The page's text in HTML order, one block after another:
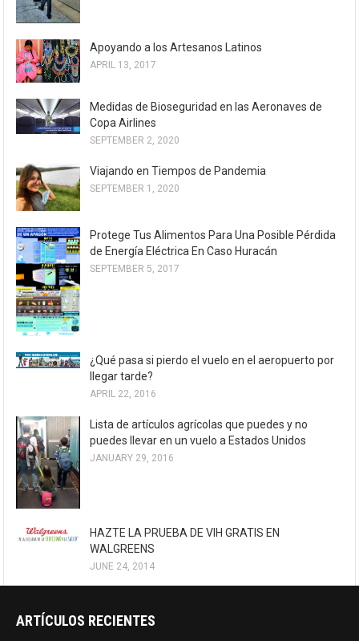
Apoyando a los Artesanos Latinos
APRIL 13, 2017
Medidas de Bioseguridad en las Aeronaves de
Copa Airlines
SEPTEMBER 2, 2020
Viajando en Tiempos de Pandemia
SEPTEMBER 1, 2020
Protege Tus Alimentos Para Una Posible Pérdida
de Energía Eléctrica En Caso Huracán
SEPTEMBER 5, 2017
¿Qué pasa si pierdo el vuelo en el aeropuerto por
llegar tarde?
APRIL 22, 2016
Lista de artículos agrícolas que puedes y no
puedes llevar en un vuelo a Estados Unidos
JANUARY 29, 2016
HAZTE LA PRUEBA DE VIH GRATIS EN
WALGREENS
JUNE 24, 2014
ARTÍCULOS RECIENTES